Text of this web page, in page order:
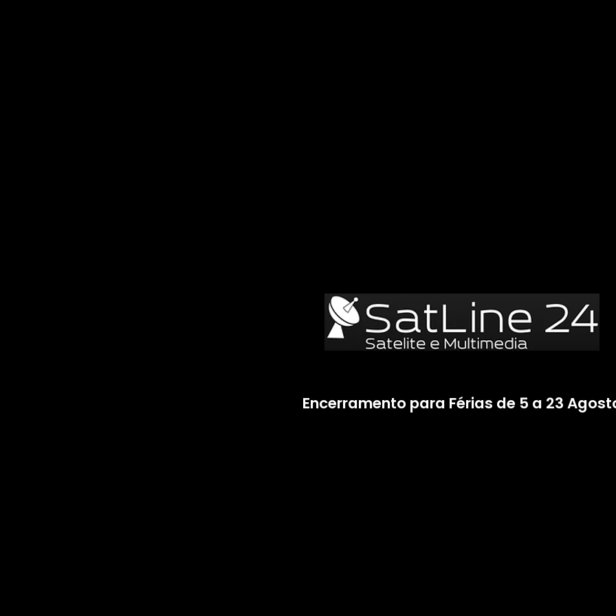
Encerramento para Férias de 5 a 23